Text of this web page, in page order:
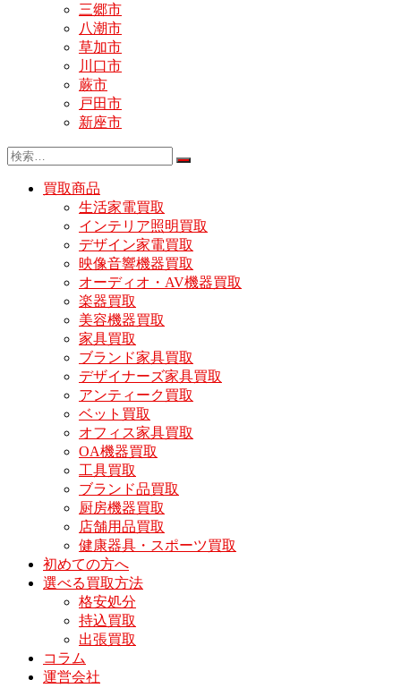
三郷市
八潮市
草加市
川口市
蕨市
戸田市
新座市
買取商品
生活家電買取
インテリア照明買取
デザイン家電買取
映像音響機器買取
オーディオ・AV機器買取
楽器買取
美容機器買取
家具買取
ブランド家具買取
デザイナーズ家具買取
アンティーク買取
ベット買取
オフィス家具買取
OA機器買取
工具買取
ブランド品買取
厨房機器買取
店舗用品買取
健康器具・スポーツ買取
初めての方へ
選べる買取方法
格安処分
持込買取
出張買取
コラム
運営会社